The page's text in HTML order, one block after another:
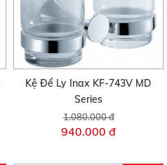
Kệ Để Ly Inax KF-743V MD
Series
1.080.000 đ
940.000 đ